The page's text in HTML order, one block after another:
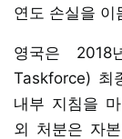
연도 손실을 이
영국은 2018
Taskforce) 최
내부 지침을
외 처분은 자